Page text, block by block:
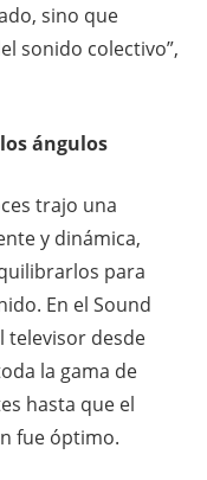
sino que
sonido colectivo”,
ángulos
trajo una
y dinámica,
para
En el Sound
televisor desde
la gama de
hasta que el
fue óptimo.